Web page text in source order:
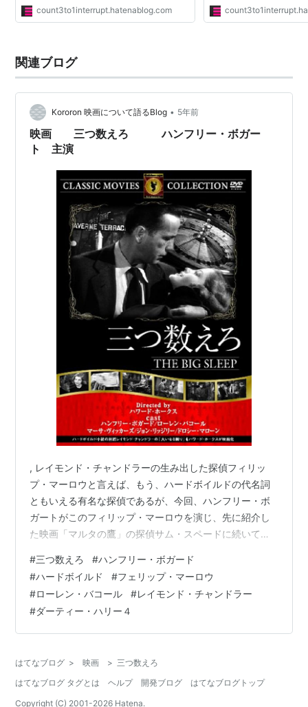
count3to1interrupt.hatenablog.com
関連ブログ
Kororon 映画について語るBlog • 5年前
映画 三つ数えろ ハンフリー・ボガー
ト 主演
, レイモンド・チャンドラーの生み出した探偵フィリッ
プ・マーロウと言えば、もう、ハードボイルドの代名詞
ともいえる有名な探偵であるが、今回、ハンフリー・ボ
ガートがこのフィリップ・マーロウを演じ、先に紹介し
た映画「マルタの鷹」の探偵サム・スペードに続いて、
せてくれる。今回は、マーロウの相手は謎に満ちた美し
いお嬢さんを演じるローレン・バコール、ボガードとバ
コールが結婚していたというのは知らなかった。 大富豪
のわがままいっぱいに育った姉妹、妹の方がある事件の
ためにゆすられていて、それを何とかしてくれという大
#三つ数えろ #ハンフリー・ボガード
#ハードボイルド #フェリップ・マーロウ
#ローレン・バコール #レイモンド・チャンドラー
#ダーティー・ハリー４
はてなブログ > 映画 > 三つ数えろ
はてなブログ タグとは
ヘルプ 開発ブログ
はてなブログトップ
Copyright (C) 2001-2026 Hatena.